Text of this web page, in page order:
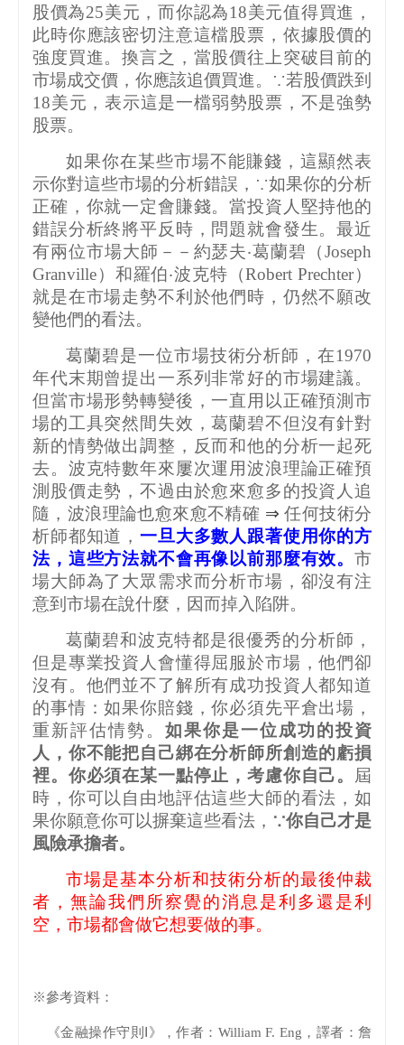
股價為25美元，而你認為18美元值得買進，
此時你應該密切注意這檔股票，依據股價的
強度買進。換言之，當股價往上突破目前的
市場成交價，你應該追價買進。∵若股價跌到
18美元，表示這是一檔弱勢股票，不是強勢
股票。
如果你在某些市場不能賺錢，這顯然表
示你對這些市場的分析錯誤，∵如果你的分析
正確，你就一定會賺錢。當投資人堅持他的
錯誤分析終將平反時，問題就會發生。最近
有兩位市場大師－－約瑟夫‧葛蘭碧（Joseph
Granville）和羅伯‧波克特（Robert Prechter）
就是在市場走勢不利於他們時，仍然不願改
變他們的看法。
葛蘭碧是一位市場技術分析師，在1970
年代末期曾提出一系列非常好的市場建議。
但當市場形勢轉變後，一直用以正確預測市
場的工具突然間失效，葛蘭碧不但沒有針對
新的情勢做出調整，反而和他的分析一起死
去。波克特數年來屢次運用波浪理論正確預
測股價走勢，不過由於愈來愈多的投資人追
隨，波浪理論也愈來愈不精確 ⇒ 任何技術分
析師都知道， 一旦大多數人跟著使用你的方
法，這些方法就不會再像以前那麼有效。 市
場大師為了大眾需求而分析市場，卻沒有注
意到市場在說什麼，因而掉入陷阱。
葛蘭碧和波克特都是很優秀的分析師，
但是專業投資人會懂得屈服於市場，他們卻
沒有。他們並不了解所有成功投資人都知道
的事情：如果你賠錢，你必須先平倉出場，
重新評估情勢。 如果你是一位成功的投資
人，你不能把自己綁在分析師所創造的虧損
裡。你必須在某一點停止，考慮你自己。 屆
時，你可以自由地評估這些大師的看法，如
果你願意你可以摒棄這些看法， ∵你自己才是
風險承擔者。
市場是基本分析和技術分析的最後仲裁
者，無論我們所察覺的消息是利多還是利
空，市場都會做它想要做的事。
※參考資料：
《金融操作守則Ⅰ》，作者： William F. Eng ，譯者：詹